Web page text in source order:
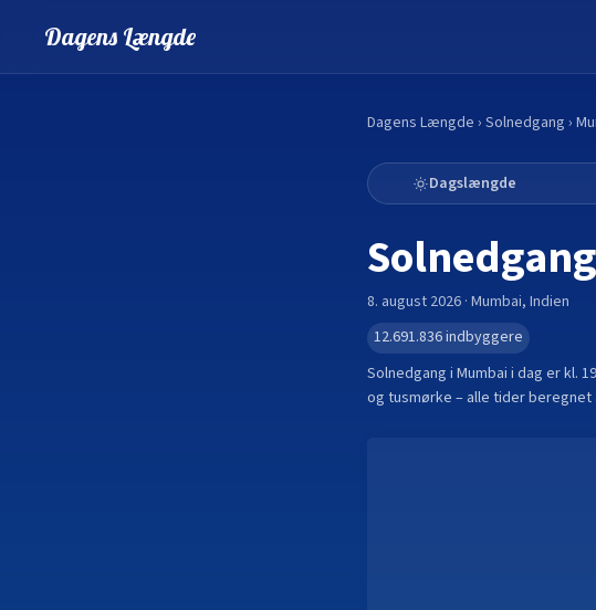
Dagens Længde
Dagens Længde › Solnedgang ›
Dagslængde
8. august 2026 · Mumbai, Indien
12.691.836indbyggere
Solnedgang i Mumbai i dag er kl.
og tusmørke – alle tider